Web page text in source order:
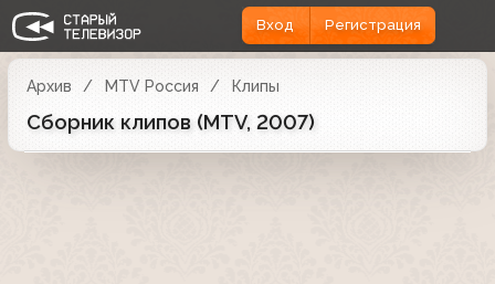
Вход Регистрация
Архив MTV Россия Клипы
Сборник клипов (MTV, 2007)